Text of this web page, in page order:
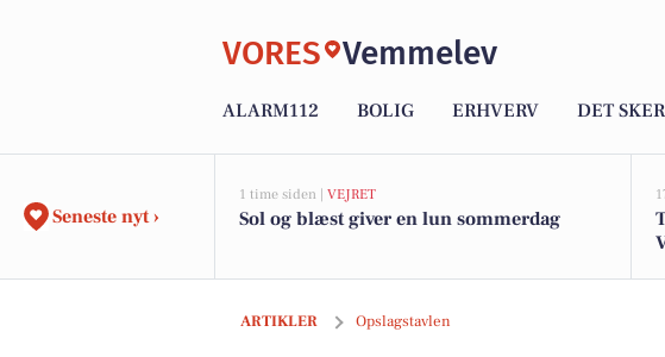
VORES Vemmelev
ALARM112 BOLIG ERHVERV DET SKER
Seneste nyt ›
1 time siden | VEJRET
Sol og blæst giver en lun sommerdag
ARTIKLER Opslagstavlen
Gardin & Interiør Huset - Michaels Gardinbus